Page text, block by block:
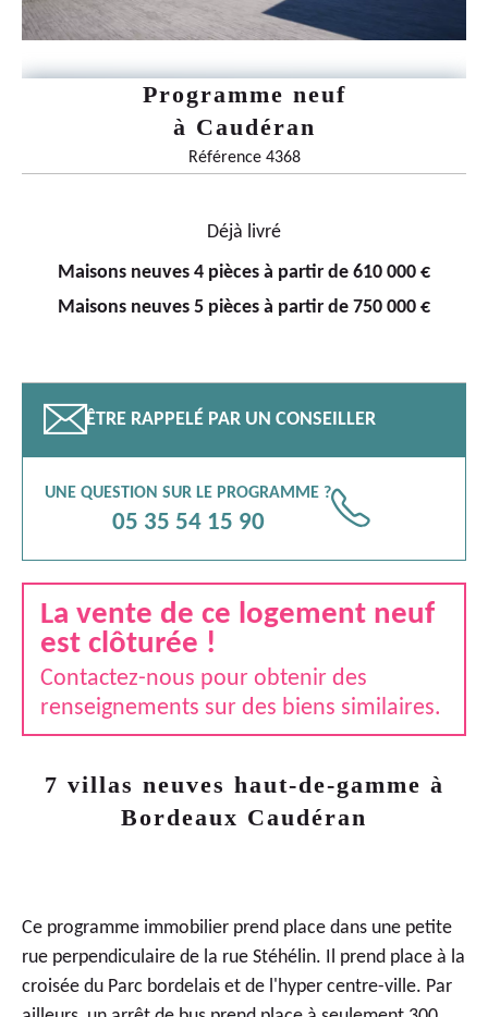
Programme neuf
à Caudéran
Référence 4368
Déjà livré
Maisons neuves 4 pièces à partir de 610 000 €
Maisons neuves 5 pièces à partir de 750 000 €
📧 ÊTRE RAPPELÉ PAR UN CONSEILLER
UNE QUESTION SUR LE PROGRAMME ?
05 35 54 15 90 📞
La vente de ce logement neuf
est clôturée !
Contactez-nous pour obtenir des
renseignements sur des biens similaires.
7 villas neuves haut-de-gamme à
Bordeaux Caudéran
Ce programme immobilier prend place dans une petite
rue perpendiculaire de la rue Stéhélin. Il prend place à la
croisée du Parc bordelais et de l'hyper centre-ville. Par